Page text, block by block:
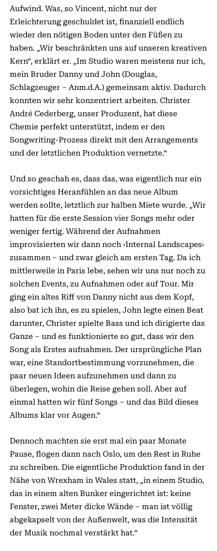
Aufwind. Was, so Vincent, nicht nur der
Erleichterung geschuldet ist, finanziell endlich
wieder den nötigen Boden unter den Füßen zu
haben. „Wir beschränkten uns auf unseren kreativen
Kern“, erklärt er. „Im Studio waren meistens nur ich,
mein Bruder Danny und John (Douglas,
Schlagzeuger – Anm.d.A.) gemeinsam aktiv. Dadurch
konnten wir sehr konzentriert arbeiten. Christer
André Cederberg, unser Produzent, hat diese
Chemie perfekt unterstützt, indem er den
Songwriting-Prozess direkt mit den Arrangements
und der letztlichen Produktion vernetzte.“
Und so geschah es, dass das, was eigentlich nur ein
vorsichtiges Heranfühlen an das neue Album
werden sollte, letztlich zur halben Miete wurde. „Wir
hatten für die erste Session vier Songs mehr oder
weniger fertig. Während der Aufnahmen
improvisierten wir dann noch ›Internal Landscapes‹
zusammen – und zwar gleich am ersten Tag. Da ich
mittlerweile in Paris lebe, sehen wir uns nur noch zu
solchen Events, zu Aufnahmen oder auf Tour. Mir
ging ein altes Riff von Danny nicht aus dem Kopf,
also bat ich ihn, es zu spielen, John legte einen Beat
darunter, Christer spielte Bass und ich dirigierte das
Ganze – und es funktionierte so gut, dass wir den
Song als Erstes aufnahmen. Der ursprüngliche Plan
war, eine Standortbestimmung vorzunehmen, die
paar neuen Ideen aufzunehmen und dann zu
überlegen, wohin die Reise gehen soll. Aber auf
einmal hatten wir fünf Songs – und das Bild dieses
Albums klar vor Augen.“
Dennoch machten sie erst mal ein paar Monate
Pause, flogen dann nach Oslo, um den Rest in Ruhe
zu schreiben. Die eigentliche Produktion fand in der
Nähe von Wrexham in Wales statt, „in einem Studio,
das in einem alten Bunker eingerichtet ist: keine
Fenster, zwei Meter dicke Wände – man ist völlig
abgekapselt von der Außenwelt, was die Intensität
der Musik nochmal verstärkt hat.“